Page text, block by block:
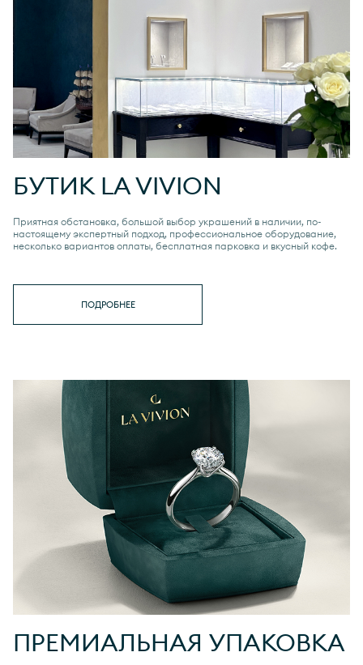
БУТИК LA VIVION
Приятная обстановка, большой выбор украшений в наличии, по-
настоящему экспертный подход, профессиональное оборудование,
несколько вариантов оплаты, бесплатная парковка и вкусный кофе.
ПОДРОБНЕЕ
ПРЕМИАЛЬНАЯ УПАКОВКА